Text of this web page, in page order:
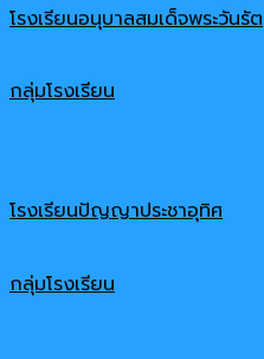
โรงเรียนอนุบาลสมเด็จพระวันรัต
กลุ่มโรงเรียน
โรงเรียนปัญญาประชาอุทิศ
กลุ่มโรงเรียน